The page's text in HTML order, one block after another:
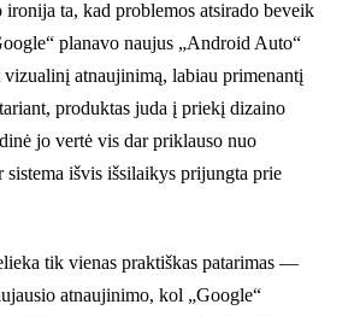
ta, kad problemos atsirado beveik
planavo naujus „Android Auto“
atnaujinimą, labiau primenantį
produktas juda į priekį dizaino
jo vertė vis dar priklauso nuo
sistema išvis išsilaikys prijungta prie
tik vienas praktiškas patarimas —
atnaujinimo, kol „Google“